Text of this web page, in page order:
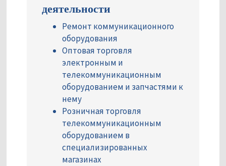
деятельности
Ремонт коммуникационного
оборудования
Оптовая торговля
электронным и
телекоммуникационным
оборудованием и запчастями к
нему
Розничная торговля
телекоммуникационным
оборудованием в
специализированных
магазинах